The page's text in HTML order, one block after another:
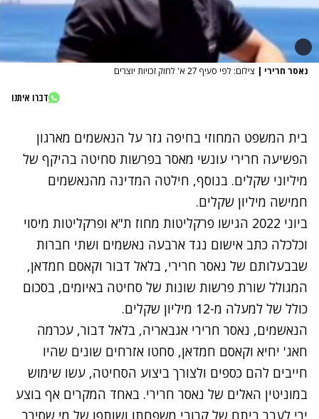
נאסר חרירי | צילום: לפי סעיף 27 א' לחוק זכויות יוצרים
דברו איתנו
בית המשפט המחוזי בחיפה גזר על הנאשמים מארגון
הפשיעה חרירי עונשי מאסר בפרשות סחיטה בהיקף של
מיליוני שקלים. בנוסף, חילטה המדינה מהנאשמים
חמישה מיליון שקלים.
ביוני 2022 הגישו פרקליטות מחוז ת"א ופרקליטות מיסוי
וכלכלה כתב אישום נגד ארבעה נאשמים ושתי חברות
שבבעלותם של נאסר חרירי, בלאל דבור וקאסם חמדאן,
המגולל שורת פרשות שונות של סחיטה באיומים, בסכום
כולל של למעלה מ-12 מיליון שקלים.
הנאשמים, נאסר חרירי אגבאריה, בלאל דבור, עכרמה
חאג' יחיא וקאסם חמדאן, סחטו אזרחים שונים שהיו
חייבים להם כספים ולצורך ביצוע הסחיטה, עשו שימוש
במוניטין האלים של נאסר חרירי. באחד המקרים אף בוצע
ירי לעבר ביתם של קרובי משפחתו ושותפו של מי שסירב